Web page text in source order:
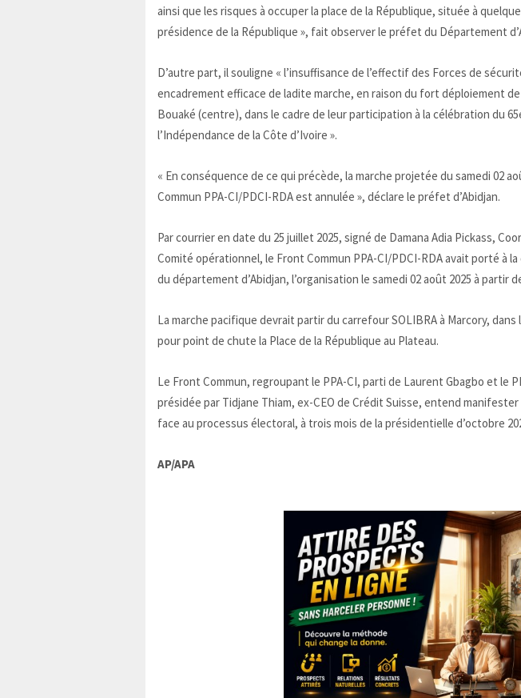
ainsi que les risques à occuper la place de la République, située à
présidence de la République », fait observer le préfet du Département
D’autre part, il souligne « l’insuffisance de l’effectif des Forces de
encadrement efficace de ladite marche, en raison du fort déploiement
Bouaké (centre), dans le cadre de leur participation à la célébration du
l’Indépendance de la Côte d’Ivoire ».
« En conséquence de ce qui précède, la marche projetée du samedi 02
Commun PPA-CI/PDCI-RDA est annulée », déclare le préfet d’Abidjan.
Par courrier en date du 25 juillet 2025, signé de Damana Adia Pickass,
Comité opérationnel, le Front Commun PPA-CI/PDCI-RDA avait porté à
du département d’Abidjan, l’organisation le samedi 02 août 2025 à partir
La marche pacifique devrait partir du carrefour SOLIBRA à Marcory, dans
pour point de chute la Place de la République au Plateau.
Le Front Commun, regroupant le PPA-CI, parti de Laurent Gbagbo et le
présidée par Tidjane Thiam, ex-CEO de Crédit Suisse, entend
face au processus électoral, à trois mois de la présidentielle d’octobre
AP/APA